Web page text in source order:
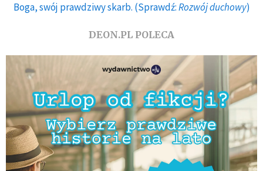
Boga, swój prawdziwy skarb. (Sprawdź:Rozwój duchowy)
DEON.PL POLECA